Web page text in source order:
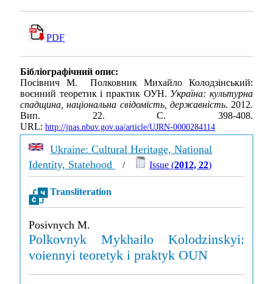
PDF
Бібліографічний опис:
Посівнич М. Полковник Михайло Колодзінський:
воєнний теоретик і практик ОУН. Україна: культурна
спадщина, національна свідомість, державність. 2012.
Вип. 22. С. 398-408.
URL: http://jnas.nbuv.gov.ua/article/UJRN-0000284114
Ukraine: Cultural Heritage, National
Identity, Statehood
/ Issue (2012, 22)
Transliteration
Posivnych M.
Polkovnyk Mykhailo Kolodzinskyi:
voiennyi teoretyk i praktyk OUN